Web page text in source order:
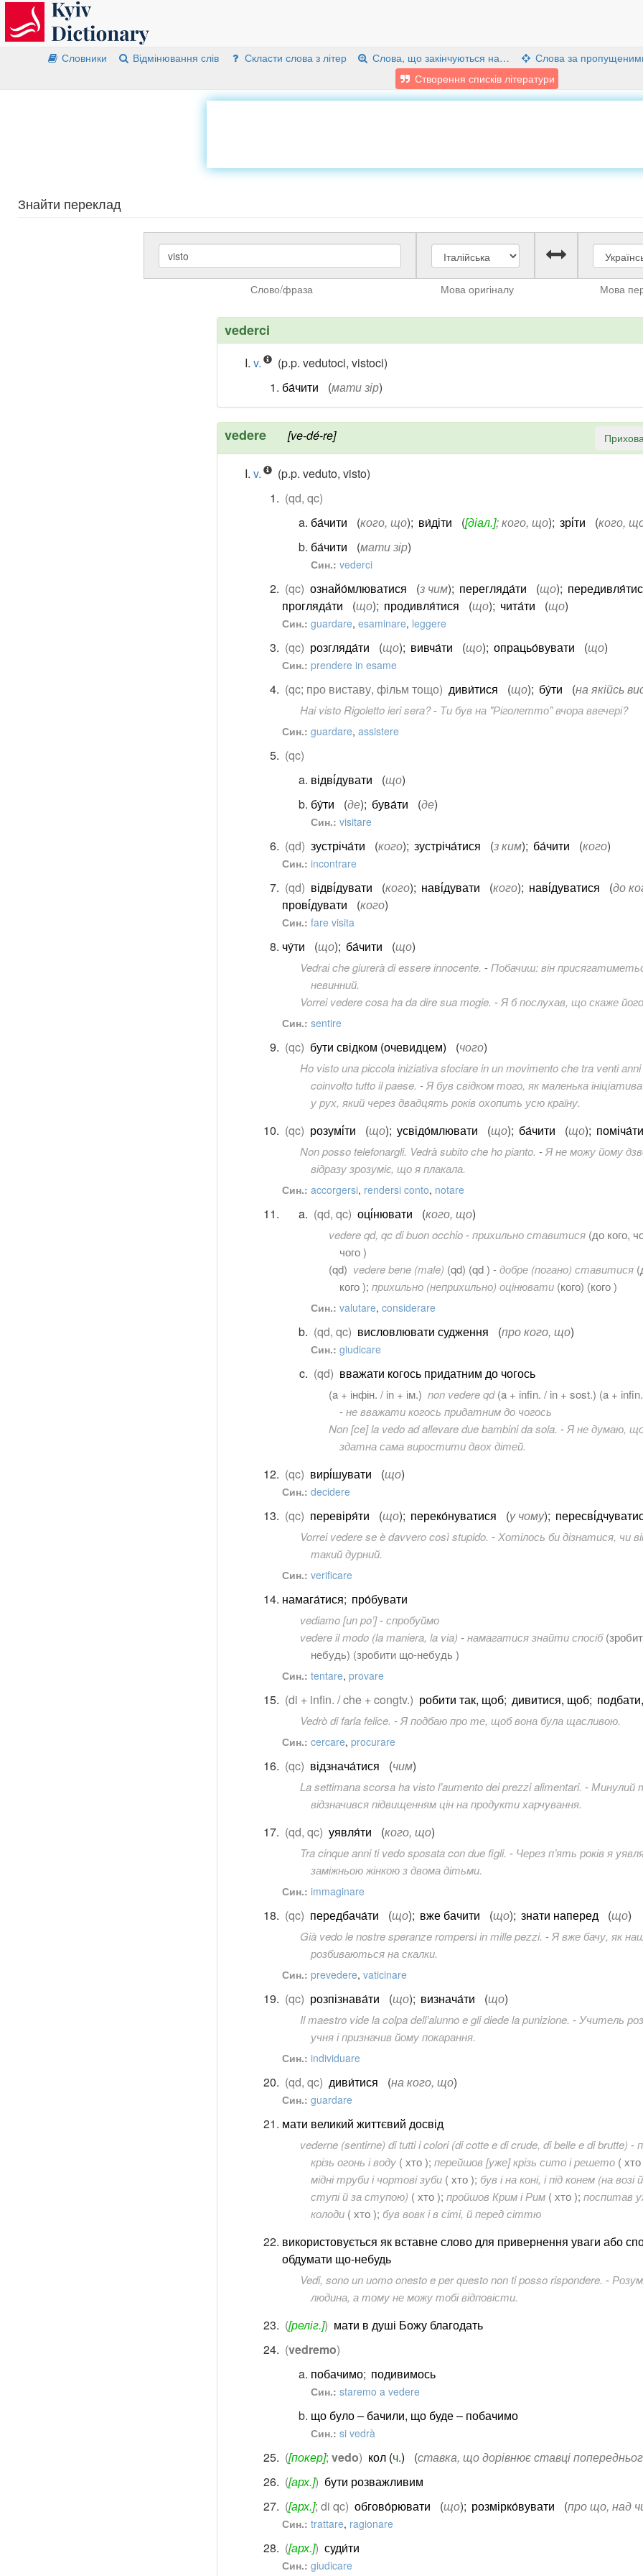
Словники Відмінювання слів Скласти слова з літер Слова, що закінчуються на… Слова за
Створення списків літератури
Знайти переклад
Слово/фраза Мова оригіналу Мова
vederci
v.
(p.p. vedutoci, vistoci)
ба́чити
(мати зір)
vedere [ve-dé-re]
v.
(p.p. veduto, visto)
(qd, qc)
ба́чити
(кого, що); ви́діти ([діал.]; кого, що); зрі́ти (кого,
ба́чити
(мати зір)
Син.: vederci
(qc) ознайо́млюватися (з чим); перегляда́ти (що);
прогляда́ти
(що); продивля́тися (що); чита́ти (що)
Син.: guardare, esaminare, leggere
(qc) розгляда́ти (що); вивча́ти (що); опрацьо́вувати (що)
Син.: prendere in esame
(qc; про виставу, фільм тощо) диви́тися (що); бу́ти (на якійсь
Hai visto Rigolettoieri sera?- Ти був на "Ріголетто" вчора ввечері?
Син.: guardare, assistere
(qc)
відві́дувати
(що)
бу́ти
(де); бува́ти (де)
Син.: visitare
(qd) зустріча́ти (кого); зустріча́тися (з ким); ба́чити (кого)
Син.: incontrare
(qd) відві́дувати (кого); наві́дувати (кого); наві́дуватися (до
прові́дувати
(кого)
Син.: fare visita
чу́ти (що); ба́чити (що)
Vedrai che giurerà di essere innocente. -Побачиш: він
невинний.
Vorrei vedere cosa ha da dire sua mogie. -Я б послухав, що скаже
Син.: sentire
(qc) бути свідком (очевидцем) (чого)
Ho visto una piccola iniziativa sfociare in un movimento che tra venti
coinvolto tutto il paese. -Я був свідком того, як маленька
у рух, який через двадцять років охопить усю країну.
(qc) розумі́ти (що); усвідо́млювати (що); ба́чити (що); поміча́ти
Non posso telefonargli. Vedrà subito che ho pianto. -Я не можу йому
відразу зрозуміє, що я плакала.
Син.: accorgersi, rendersi conto, notare
(qd, qc) оці́нювати (кого, що)
vedere qd, qc di buon occhio-прихильно ставитися (до кого,
чого )
(qd) vedere bene (male) (qd) (qd ) -добре (погано) ставитися (
кого ); прихильно (неприхильно) оцінювати (кого) (кого )
Син.: valutare, considerare
(qd, qc) висловлювати судження (про кого, що)
Син.: giudicare
(qd) вважати когось придатним до чогось
(a + інфін. / in + ім.) non vedere qd(a + infin. / in + sost.) (a +
-не вважати когось придатним до чогось
Non [ce] la vedo ad allevare due bambini da sola. -Я не думаю,
здатна сама виростити двох дітей.
(qc) вирі́шувати (що)
Син.: decidere
(qc) перевіря́ти (що); переко́нуватися (у чому);
Vorrei vedere se è davvero così stupido. - Хотілось би дізнатися, чи
такий дурний.
Син.: verificare
намага́тися; про́бувати
vediamo [un po’]-спробуймо
vedere il modo (la maniera, la via) -намагатися знайти спосіб(
небудь) (зробити що-небудь )
Син.: tentare, provare
(di + infin. / che + congtv.) робити так, щоб; дивитися, щоб;
Vedrò di farla felice. -Я подбаю про те, щоб вона була щасливою.
Син.: cercare, procurare
(qc) відзнача́тися (чим)
La settimana scorsa ha visto l’aumento dei prezzi alimentari. -Минулий
відзначився підвищенням цін на продукти харчування.
(qd, qc) уявля́ти (кого, що)
Tra cinque anni ti vedo sposata con due figli. - Через п’ять років я
заміжньою жінкою з двома дітьми.
Син.: immaginare
(qc) передбача́ти (що); вже бачити (що); знати наперед (що)
Già vedo le nostre speranze rompersi in mille pezzi. -Я вже бачу, як
розбиваються на скалки.
Син.: prevedere, vaticinare
(qc) розпізнава́ти (що); визнача́ти (що)
Il maestro vide la colpa dell’alunno e gli diede la punizione. -Учитель
учня і призначив йому покарання.
Син.: individuare
(qd, qc) диви́тися (на кого, що)
Син.: guardare
мати великий життєвий досвід
vederne (sentirne) di tutti i colori (di cotte e di crude, di belle e di brutte) -
крізь огонь і воду ( хто ); перейшов [уже] крізь сито і решето (
мідні труби і чортові зуби ( хто ); був і на коні, і під конем (на возі
ступі й за ступою) ( хто ); пройшов Крим і Рим ( хто ); поспитав
колоди ( хто ); був вовк і в сіті, й перед сіттю
використовується як вставне слово для привернення уваги або
обдумати що-небудь
Vedi, sono un uomo onesto e per questo non ti posso rispondere. -
людина, а тому не можу тобі відповісти.
([реліг.]) мати в душі Божу благодать
(vedremo)
побачимо; подивимось
Син.: staremo a vedere
що було ‒ бачили, що буде ‒ побачимо
Син.: si vedrà
([покер]; vedo) кол (ч.) (ставка, що дорівнює ставці
([арх.]) бути розважливим
([арх.]; di qc) обгово́рювати (що); розмірко́вувати (про що, над
Син.: trattare, ragionare
([арх.]) суди́ти
Син.: giudicare